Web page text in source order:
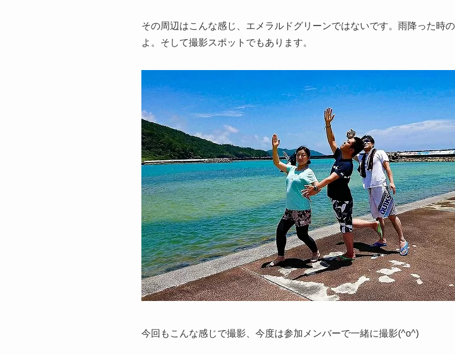
その周辺はこんな感じ、エメラルドグリーンではないです。雨降った時
よ。そして撮影スポットでもあります。
今回もこんな感じで撮影、今度は参加メンバーで一緒に撮影(^o^)